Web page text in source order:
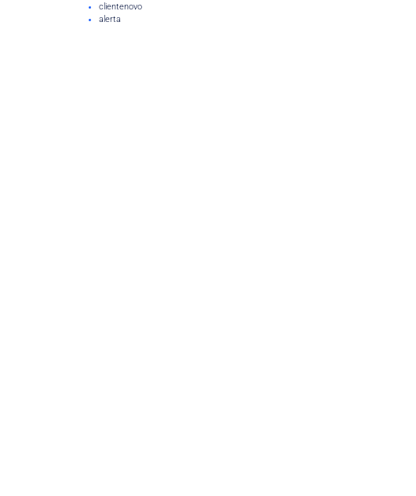
clientenovo
alerta